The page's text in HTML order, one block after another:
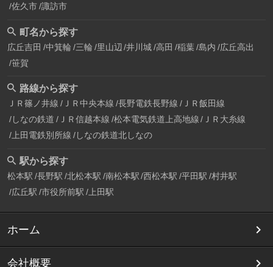
佐久市 諏訪市
町名から探す
広丘吉田 中箕輪 三輪 里山辺 井川城 高田 稲葉 島内 広丘高出
笹賀
路線から探す
ＪＲ篠ノ井線 ＪＲ中央本線 長野電鉄長野線 ＪＲ飯田線
しなの鉄道 ＪＲ信越本線 松本電気鉄道上高地線
ＪＲ大糸線
上田電鉄別所線 しなの鉄道北しなの
駅から探す
松本駅 長野駅 北松本駅 南松本駅 西松本駅 平田駅 村井駅
広丘駅 市役所前駅 上田駅
ホーム
会社概要